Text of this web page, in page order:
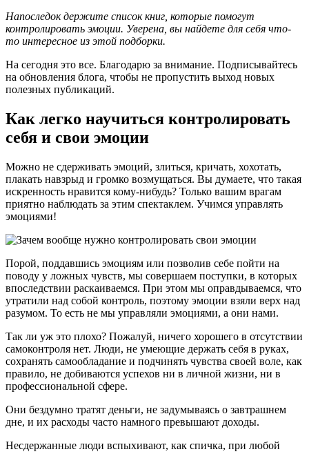
Напоследок держите список книг, которые помогут
контролировать эмоции. Уверена, вы найдете для себя что-
то интересное из этой подборки.
На сегодня это все. Благодарю за внимание. Подписывайтесь
на обновления блога, чтобы не пропустить выход новых
полезных публикаций.
Как легко научиться контролировать
себя и свои эмоции
Можно не сдерживать эмоций, злиться, кричать, хохотать,
плакать навзрыд и громко возмущаться. Вы думаете, что такая
искренность нравится кому-нибудь? Только вашим врагам
приятно наблюдать за этим спектаклем. Учимся управлять
эмоциями!
Порой, поддавшись эмоциям или позволив себе пойти на
поводу у ложных чувств, мы совершаем поступки, в которых
впоследствии раскаиваемся. При этом мы оправдываемся, что
утратили над собой контроль, поэтому эмоции взяли верх над
разумом. То есть не мы управляли эмоциями, а они нами.
Так ли уж это плохо? Пожалуй, ничего хорошего в отсутствии
самоконтроля нет. Люди, не умеющие держать себя в руках,
сохранять самообладание и подчинять чувства своей воле, как
правило, не добиваются успехов ни в личной жизни, ни в
профессиональной сфере.
Они бездумно тратят деньги, не задумываясь о завтрашнем
дне, и их расходы часто намного превышают доходы.
Несдержанные люди вспыхивают, как спичка, при любой